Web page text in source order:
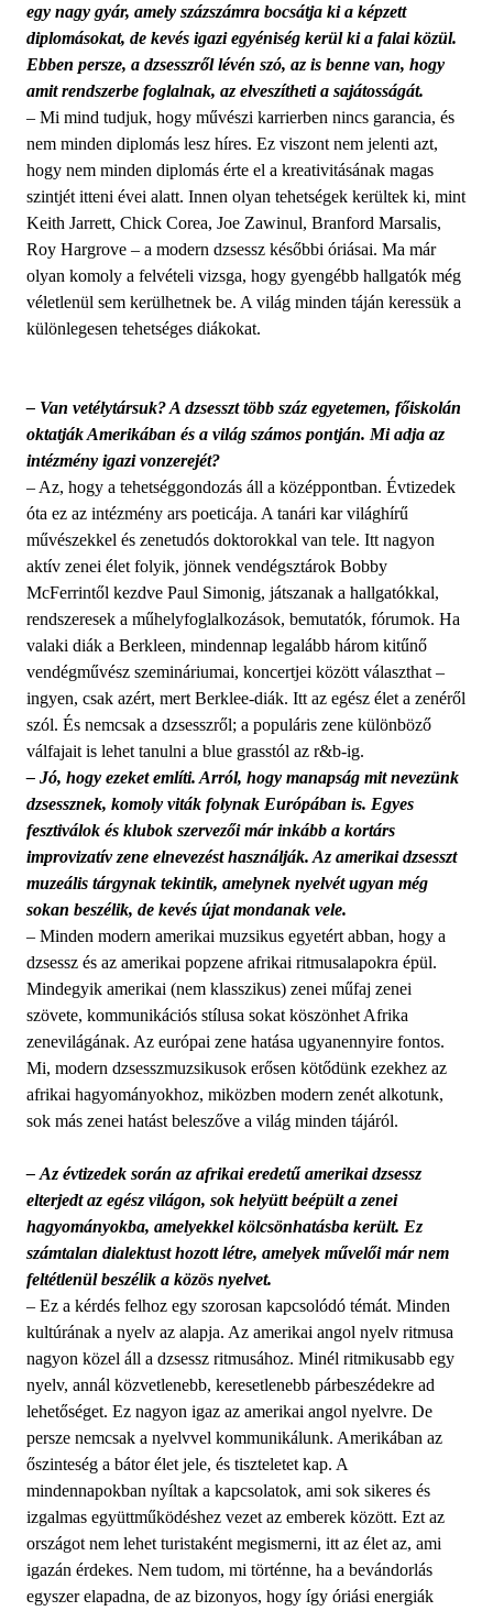
egy nagy gyár, amely százszámra bocsátja ki a képzett
diplomásokat, de kevés igazi egyéniség kerül ki a falai közül.
Ebben persze, a dzsesszről lévén szó, az is benne van, hogy
amit rendszerbe foglalnak, az elveszítheti a sajátosságát.
– Mi mind tudjuk, hogy művészi karrierben nincs garancia, és
nem minden diplomás lesz híres. Ez viszont nem jelenti azt,
hogy nem minden diplomás érte el a kreativitásának magas
szintjét itteni évei alatt. Innen olyan tehetségek kerültek ki, mint
Keith Jarrett, Chick Corea, Joe Zawinul, Branford Marsalis,
Roy Hargrove – a modern dzsessz későbbi óriásai. Ma már
olyan komoly a felvételi vizsga, hogy gyengébb hallgatók még
véletlenül sem kerülhetnek be. A világ minden táján keressük a
különlegesen tehetséges diákokat.
– Van vetélytársuk? A dzsesszt több száz egyetemen, főiskolán
oktatják Amerikában és a világ számos pontján. Mi adja az
intézmény igazi vonzerejét?
– Az, hogy a tehetséggondozás áll a középpontban. Évtizedek
óta ez az intézmény ars poeticája. A tanári kar világhírű
művészekkel és zenetudós doktorokkal van tele. Itt nagyon
aktív zenei élet folyik, jönnek vendégsztárok Bobby
McFerrintől kezdve Paul Simonig, játszanak a hallgatókkal,
rendszeresek a műhelyfoglalkozások, bemutatók, fórumok. Ha
valaki diák a Berkleen, mindennap legalább három kitűnő
vendégművész szemináriumai, koncertjei között választhat –
ingyen, csak azért, mert Berklee-diák. Itt az egész élet a zenéről
szól. És nemcsak a dzsesszről; a populáris zene különböző
válfajait is lehet tanulni a blue grasstól az r&b-ig.
– Jó, hogy ezeket említi. Arról, hogy manapság mit nevezünk
dzsessznek, komoly viták folynak Európában is. Egyes
fesztiválok és klubok szervezői már inkább a kortárs
improvizatív zene elnevezést használják. Az amerikai dzsesszt
muzeális tárgynak tekintik, amelynek nyelvét ugyan még
sokan beszélik, de kevés újat mondanak vele.
– Minden modern amerikai muzsikus egyetért abban, hogy a
dzsessz és az amerikai popzene afrikai ritmusalapokra épül.
Mindegyik amerikai (nem klasszikus) zenei műfaj zenei
szövete, kommunikációs stílusa sokat köszönhet Afrika
zenevilágának. Az európai zene hatása ugyanennyire fontos.
Mi, modern dzsesszmuzsikusok erősen kötődünk ezekhez az
afrikai hagyományokhoz, miközben modern zenét alkotunk,
sok más zenei hatást beleszőve a világ minden tájáról.
– Az évtizedek során az afrikai eredetű amerikai dzsessz
elterjedt az egész világon, sok helyütt beépült a zenei
hagyományokba, amelyekkel kölcsönhatásba került. Ez
számtalan dialektust hozott létre, amelyek művelői már nem
feltétlenül beszélik a közös nyelvet.
– Ez a kérdés felhoz egy szorosan kapcsolódó témát. Minden
kultúrának a nyelv az alapja. Az amerikai angol nyelv ritmusa
nagyon közel áll a dzsessz ritmusához. Minél ritmikusabb egy
nyelv, annál közvetlenebb, keresetlenebb párbeszédekre ad
lehetőséget. Ez nagyon igaz az amerikai angol nyelvre. De
persze nemcsak a nyelvvel kommunikálunk. Amerikában az
őszinteség a bátor élet jele, és tiszteletet kap. A
mindennapokban nyíltak a kapcsolatok, ami sok sikeres és
izgalmas együttműködéshez vezet az emberek között. Ezt az
országot nem lehet turistaként megismerni, itt az élet az, ami
igazán érdekes. Nem tudom, mi történne, ha a bevándorlás
egyszer elapadna, de az bizonyos, hogy így óriási energiák